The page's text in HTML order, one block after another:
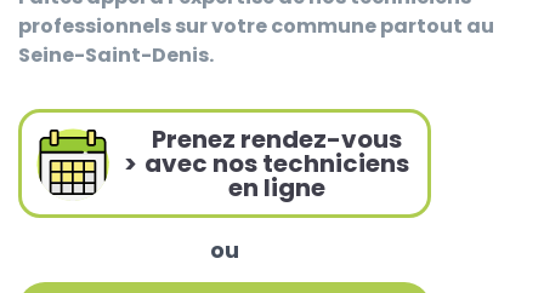
professionnels sur votre commune partout au
Seine-Saint-Denis.
>
Prenez rendez-vous
avec nos techniciens
en ligne
ou